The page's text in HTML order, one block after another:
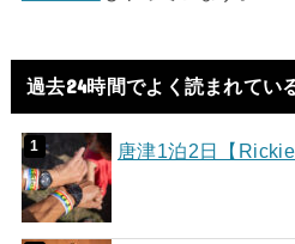
過去24時間でよく読まれてい
唐津1泊2日【